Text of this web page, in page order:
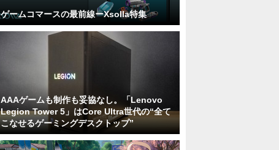
ゲームコマースの最前線ーXsolla特集
AAAゲームも制作も妥協なし。「Lenovo
Legion Tower 5」はCore Ultra世代の“全て
こなせるゲーミングデスクトップ”